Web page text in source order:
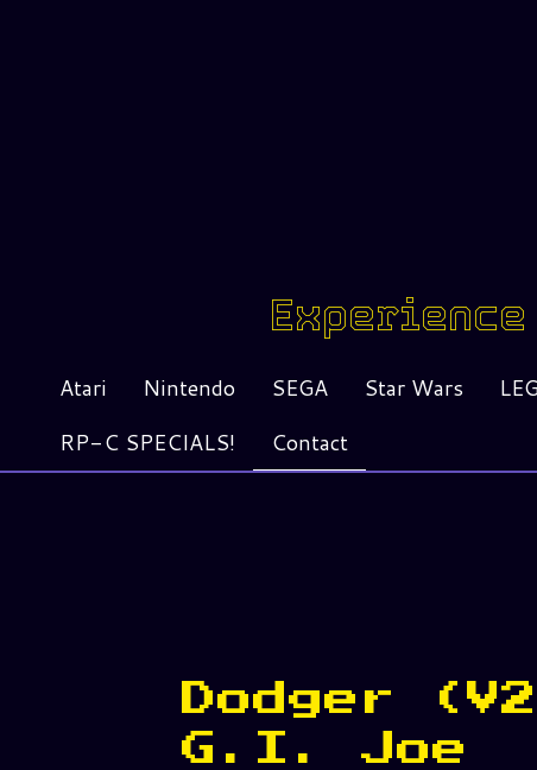
Atari Nintendo SEGA Star Wars
RP-C SPECIALS!
Contact
Dodger
G.I. Joe